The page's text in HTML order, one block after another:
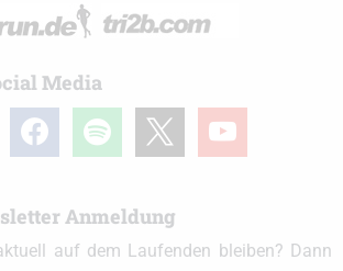
Media
facebook spotify youtube
Anmeldung
auf dem Laufenden bleiben? Dann